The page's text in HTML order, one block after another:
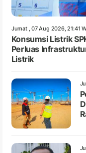
Jumat , 07 Aug 2026, 21:41
Konsumsi Listrik
Perluas
Listrik